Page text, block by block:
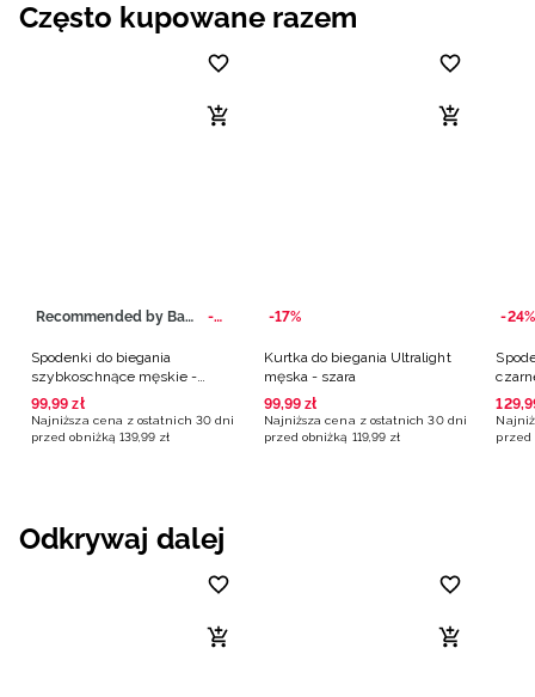
Często kupowane razem
Recommended by Bartosz Zmarzlik -29%
Spodenki do biegania
szybkoschnące męskie -
szare
99,99 zł
Najniższa cena z ostatnich 30 dni
przed obniżką 139,99 zł
-17%
Kurtka do biegania Ultralight
męska - szara
99,99 zł
Najniższa cena z ostatnich 30 dni
przed obniżką 119,99 zł
-24%
129,
przed
Odkrywaj dalej